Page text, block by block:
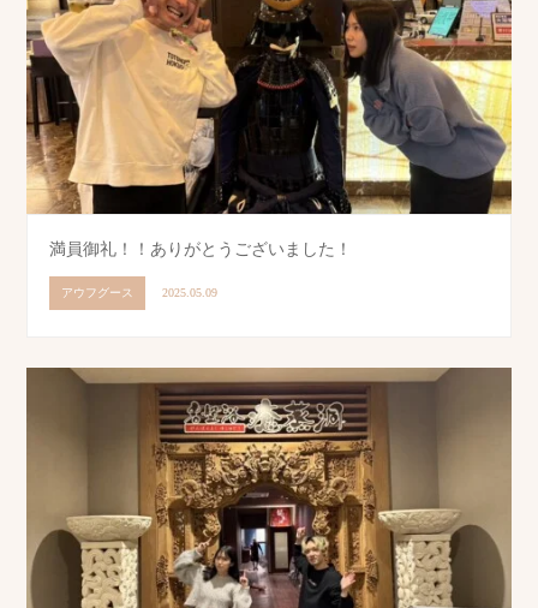
満員御礼！！ありがとうございました！
アウフグース 2025.05.09